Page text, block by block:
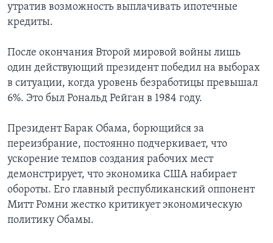
утратив возможность выплачивать ипотечные
кредиты.
После окончания Второй мировой войны лишь
один действующий президент победил на выборах
в ситуации, когда уровень безработицы превышал
6%. Это был Рональд Рейган в 1984 году.
Президент Барак Обама, борющийся за
переизбрание, постоянно подчеркивает, что
ускорение темпов создания рабочих мест
демонстрирует, что экономика США набирает
обороты. Его главный республиканский оппонент
Митт Ромни жестко критикует экономическую
политику Обамы.